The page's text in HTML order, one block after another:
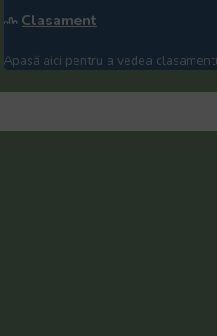
Clasament
Apasă aici pentru a vedea